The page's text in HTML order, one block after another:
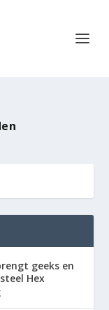
geeks en
Hex